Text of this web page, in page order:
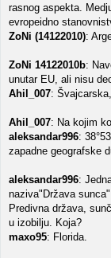
rasnog aspekta.
evropeidno
ZoNi (14122010):
ZoNi 14122010b:
unutar EU, ali nisu
Ahil_007:
Ahil_007: Na kojim
aleksandar996:
zapadne geografske
aleksandar996:
naziva"Država
Predivna država,
u izobilju. Koja?
maxo95: Florida.